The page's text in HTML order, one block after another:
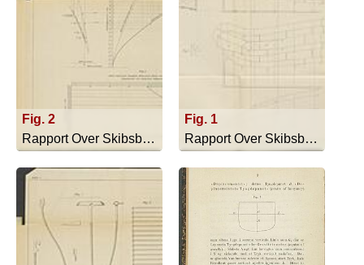
Fig. 2
Rapport Over Skibsbyggeriet I England... - 1866
Fig. 1
Rapport Over Skibsbyggeriet I England... - 1866